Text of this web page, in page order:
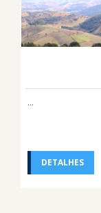
...
DETALHES